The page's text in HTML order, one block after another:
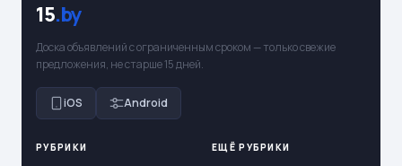
15.by
Доска объявлений с ограниченным сроком — только свежие
предложения, не старше 15 дней.
iOS Android
РУБРИКИ ЕЩЁ РУБРИКИ